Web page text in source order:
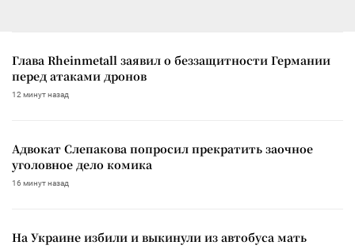
Глава Rheinmetall заявил о беззащитности Германии
перед атаками дронов
12 минут назад
Адвокат Слепакова попросил прекратить заочное
уголовное дело комика
16 минут назад
На Украине избили и выкинули из автобуса мать